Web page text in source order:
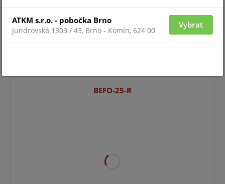
BEFO-25-R
ATKM s.r.o. - pobočka Brno
Jundrovská 1303 / 43, Brno - Komín, 624 00
Vybrat